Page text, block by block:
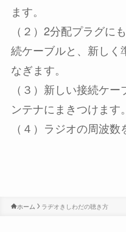
ます。
（２）2分配プラグに
続ケーブルと、新しく
なぎます。
（３）新しい接続ケ
ンテナにまきつけます。
（４）ラジオの周波数
ホーム ラヂオきしわだの聴き方